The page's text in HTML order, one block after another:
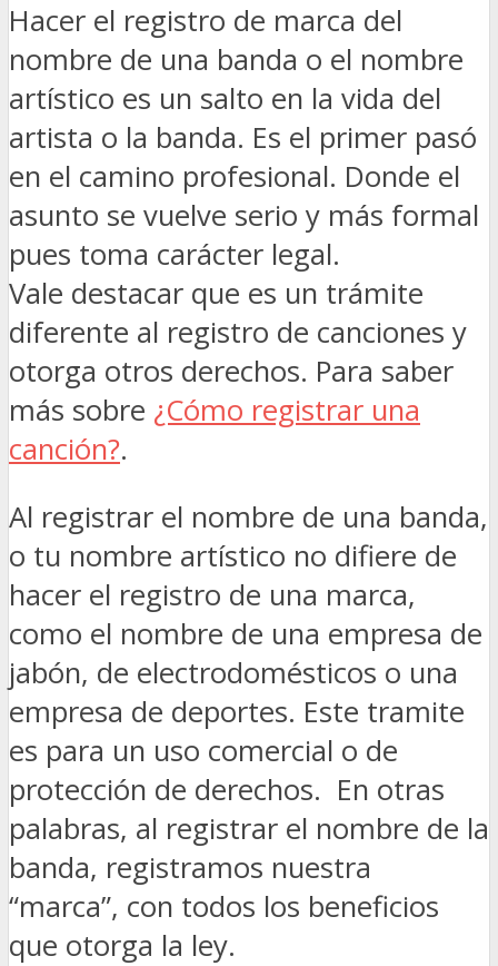
Hacer el registro de marca del
nombre de una banda o el nombre
artístico es un salto en la vida del
artista o la banda. Es el primer pasó
en el camino profesional. Donde el
asunto se vuelve serio y más formal
pues toma carácter legal.
Vale destacar que es un trámite
diferente al registro de canciones y
otorga otros derechos. Para saber
más sobre ¿Cómo registrar una
canción?.
Al registrar el nombre de una banda,
o tu nombre artístico no difiere de
hacer el registro de una marca,
como el nombre de una empresa de
jabón, de electrodomésticos o una
empresa de deportes. Este tramite
es para un uso comercial o de
protección de derechos. En otras
palabras, al registrar el nombre de la
banda, registramos nuestra
“marca”, con todos los beneficios
que otorga la ley.